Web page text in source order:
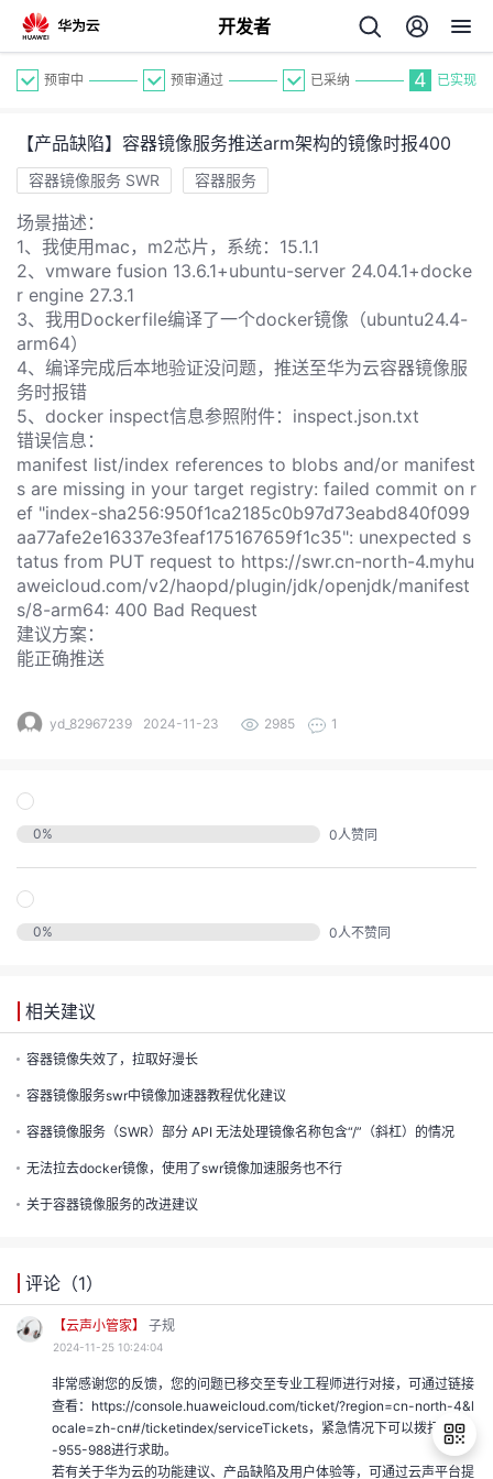
开发者
人
主
页
的
开
发
者
我
的
我
坛
圈
直
播
的
活
我
的
注
我
开
者
堂
我
的
课
我
的
我
Programs
我
的
支
持
技
术
的
云
预审中 预审通过 已采纳 4 已实现
【产品缺陷】容器镜像服务推送arm架构的镜像时报400
容器镜像服务 SWR 容器服务
场景描述：
1、我使用mac，m2芯片，系统：15.1.1
2、vmware fusion 13.6.1+ubuntu-server 24.04.1+docke
r engine 27.3.1
3、我用Dockerfile编译了一个docker镜像（ubuntu24.4-
arm64）
4、编译完成后本地验证没问题，推送至华为云容器镜像服
务时报错
5、docker inspect信息参照附件：inspect.json.txt
错误信息：
manifest list/index references to blobs and/or manifest
s are missing in your target registry: failed commit on r
ef "index-sha256:950f1ca2185c0b97d73eabd840f099
aa77afe2e16337e3feaf175167659f1c35": unexpected s
tatus from PUT request to https://swr.cn-north-4.myhu
aweicloud.com/v2/haopd/plugin/jdk/openjdk/manifest
s/8-arm64: 400 Bad Request
建议方案：
能正确推送
yd_82967239 2024-11-23 2985 1
0% 0人赞同
0% 0人不赞同
相关建议
容器镜像失效了，拉取好漫长
容器镜像服务swr中镜像加速器教程优化建议
容器镜像服务（SWR）部分 API 无法处理镜像名称包含“/”（斜杠）的情况
无法拉去docker镜像，使用了swr镜像加速服务也不行
关于容器镜像服务的改进建议
评论（1）
【云声小管家】 子规
2024-11-25 10:24:04
非常感谢您的反馈，您的问题已移交至专业工程师进行对接，可通过链接
查看：https://console.huaweicloud.com/ticket/?region=cn-north-4&l
ocale=zh-cn#/ticketindex/serviceTickets，紧急情况下可以拨打4000
-955-988进行求助。
若有关于华为云的功能建议、产品缺陷及用户体验等，可通过云声平台提